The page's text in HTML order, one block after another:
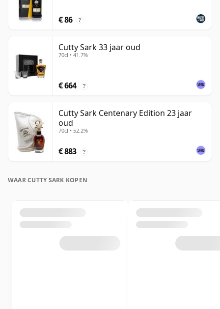
€ 86 ?
Cutty Sark 33 jaar oud
70cl • 41.7%
€ 664 ?
Cutty Sark Centenary Edition 23 jaar
oud
70cl • 52.2%
€ 883 ?
WAAR CUTTY SARK KOPEN